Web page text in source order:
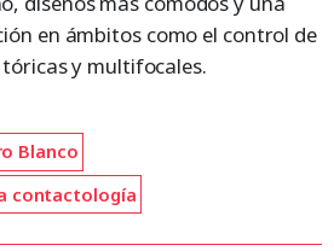
en ámbitos como el control de
y multifocales.
Blanco
contactología